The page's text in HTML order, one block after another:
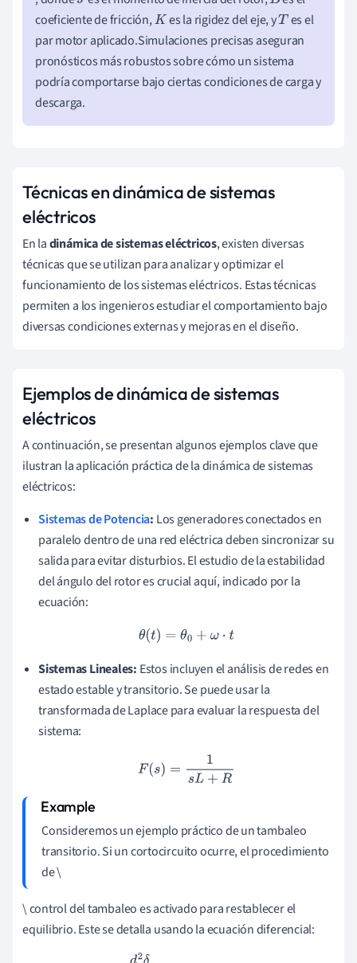
coeficiente de fricción,K es la rigidez del eje, yT es el
par motor aplicado.Simulaciones precisas aseguran
pronósticos más robustos sobre cómo un sistema
podría comportarse bajo ciertas condiciones de carga y
descarga.
Técnicas en dinámica de sistemas
eléctricos
En ladinámica de sistemas eléctricos, existen diversas
técnicas que se utilizan para analizar y optimizar el
funcionamiento de los sistemas eléctricos. Estas técnicas
permiten a los ingenieros estudiar el comportamiento bajo
diversas condiciones externas y mejoras en el diseño.
Ejemplos de dinámica de sistemas
eléctricos
A continuación, se presentan algunos ejemplos clave que
ilustran la aplicación práctica de la dinámica de sistemas
eléctricos:
Sistemas de Potencia: Los generadores conectados en
paralelo dentro de una red eléctrica deben sincronizar su
salida para evitar disturbios. El estudio de la estabilidad
del ángulo del rotor es crucial aquí, indicado por la
ecuación:
θ (t)=θ0 +ω ⋅t
Sistemas Lineales: Estos incluyen el análisis de redes en
estado estable y transitorio. Se puede usar la
transformada de Laplace para evaluar la respuesta del
sistema:
F( s)= 1sL+R
Consideremos un ejemplo práctico de un tambaleo
transitorio. Si un cortocircuito ocurre, el procedimiento
de \
\ control del tambaleo es activado para restablecer el
equilibrio. Este se detalla usando la ecuación diferencial: